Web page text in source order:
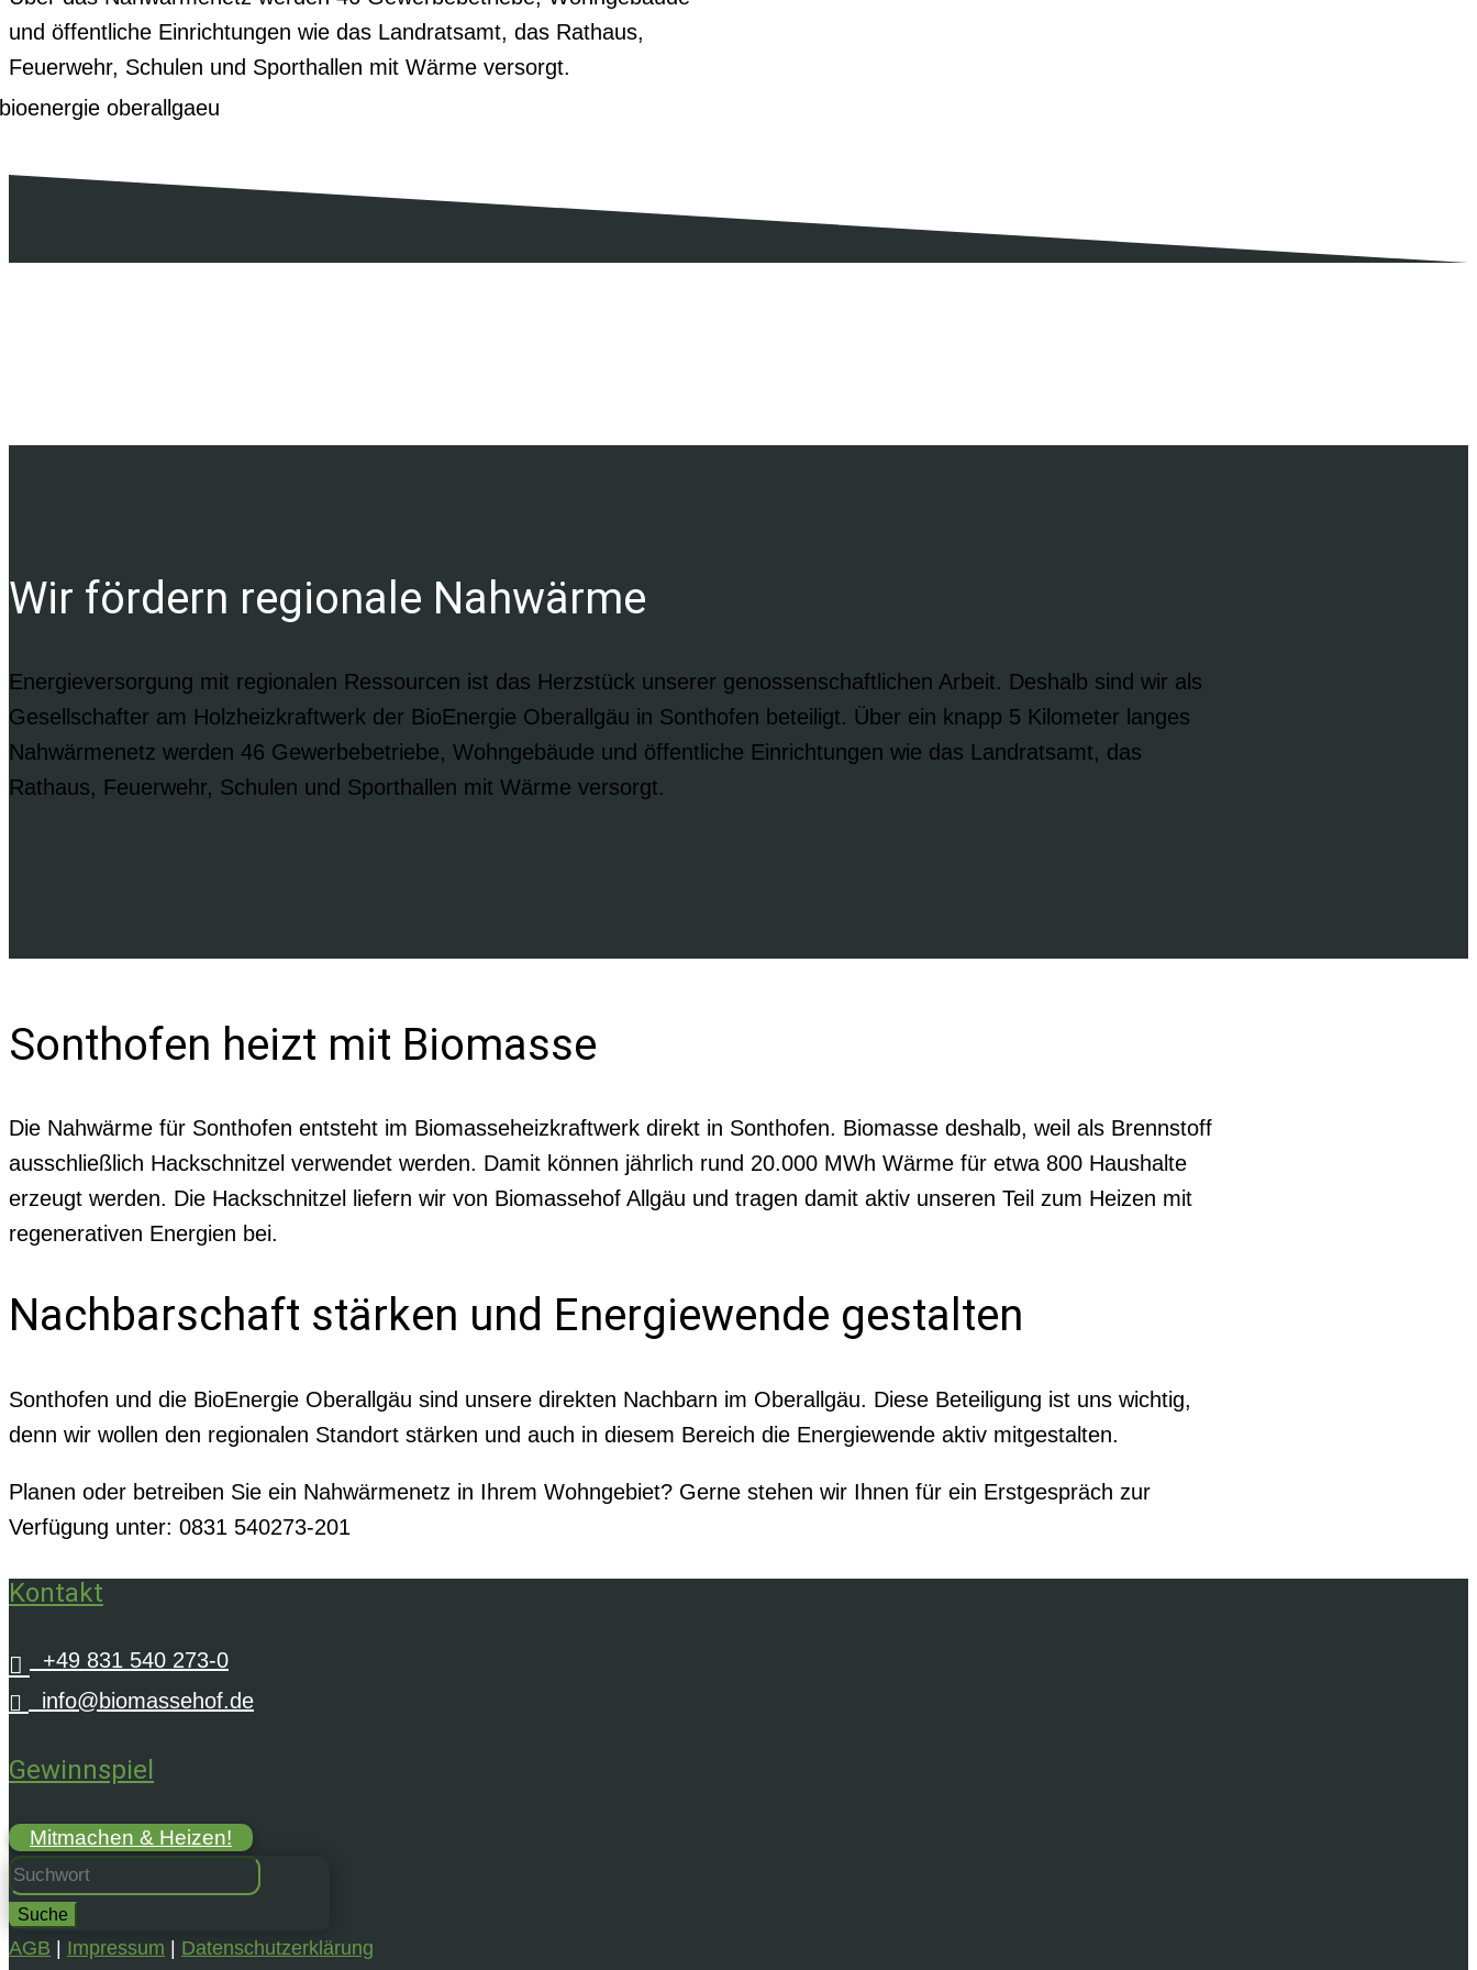
und öffentliche Einrichtungen wie das Landratsamt, das Rathaus,
Feuerwehr, Schulen und Sporthallen mit Wärme versorgt.
Wir fördern regionale Nahwärme
Energieversorgung mit regionalen Ressourcen ist das Herzstück unserer genossenschaftlichen Arbeit. Deshalb sind wir als
Gesellschafter am Holzheizkraftwerk der BioEnergie Oberallgäu in Sonthofen beteiligt. Über ein knapp 5 Kilometer langes
Nahwärmenetz werden 46 Gewerbebetriebe, Wohngebäude und öffentliche Einrichtungen wie das Landratsamt, das
Rathaus, Feuerwehr, Schulen und Sporthallen mit Wärme versorgt.
Sonthofen heizt mit Biomasse
Die Nahwärme für Sonthofen entsteht im Biomasseheizkraftwerk direkt in Sonthofen. Biomasse deshalb, weil als Brennstoff
ausschließlich Hackschnitzel verwendet werden. Damit können jährlich rund 20.000 MWh Wärme für etwa 800 Haushalte
erzeugt werden. Die Hackschnitzel liefern wir von Biomassehof Allgäu und tragen damit aktiv unseren Teil zum Heizen mit
regenerativen Energien bei.
Nachbarschaft stärken und Energiewende gestalten
Sonthofen und die BioEnergie Oberallgäu sind unsere direkten Nachbarn im Oberallgäu. Diese Beteiligung ist uns wichtig,
denn wir wollen den regionalen Standort stärken und auch in diesem Bereich die Energiewende aktiv mitgestalten.
Planen oder betreiben Sie ein Nahwärmenetz in Ihrem Wohngebiet? Gerne stehen wir Ihnen für ein Erstgespräch zur
Verfügung unter: 0831 540273-201
Kontakt

+49 831 540 273-0

info@biomassehof.de
Gewinnspiel
Mitmachen & Heizen!
Suchen
nach:
AGB Impressum Datenschutzerklärung